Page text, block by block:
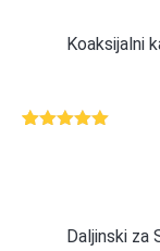
Koaksijalni
Daljinski za